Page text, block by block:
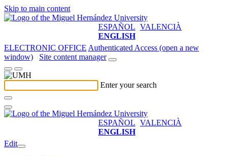
Skip to main content
ESPAÑOL VALENCIÀ
ENGLISH
ELECTRONIC OFFICE Authenticated Access (open a new
window)
Site content manager
Enter your search
ESPAÑOL VALENCIÀ
ENGLISH
Edit